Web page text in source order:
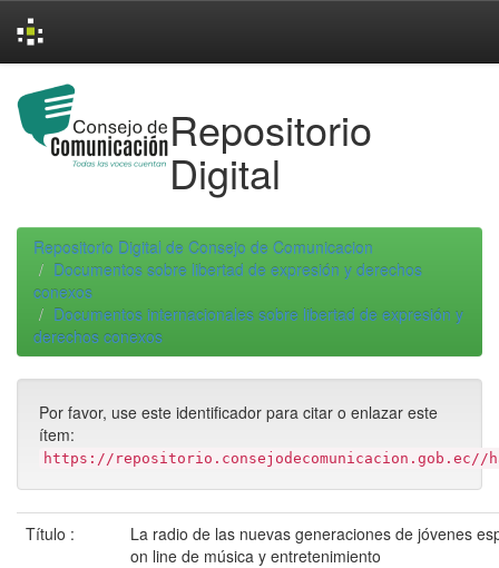
navigation
Repositorio
Digital
Repositorio Digital de Consejo de Comunicacion
Documentos sobre libertad de expresión y derechos
conexos
Documentos internacionales sobre libertad de expresión y
derechos conexos
Por favor, use este identificador para citar o enlazar este
ítem:
https://repositorio.consejodecomunicacion.gob.ec//
Título :
La radio de las nuevas generaciones de jóvenes
on line de música y entretenimiento